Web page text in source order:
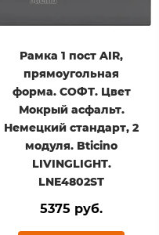
Рамка 1 пост AIR,
прямоугольная
форма. СОФТ. Цвет
Мокрый асфальт.
Немецкий стандарт, 2
модуля. Bticino
LIVINGLIGHT.
LNE4802ST
5375 руб.